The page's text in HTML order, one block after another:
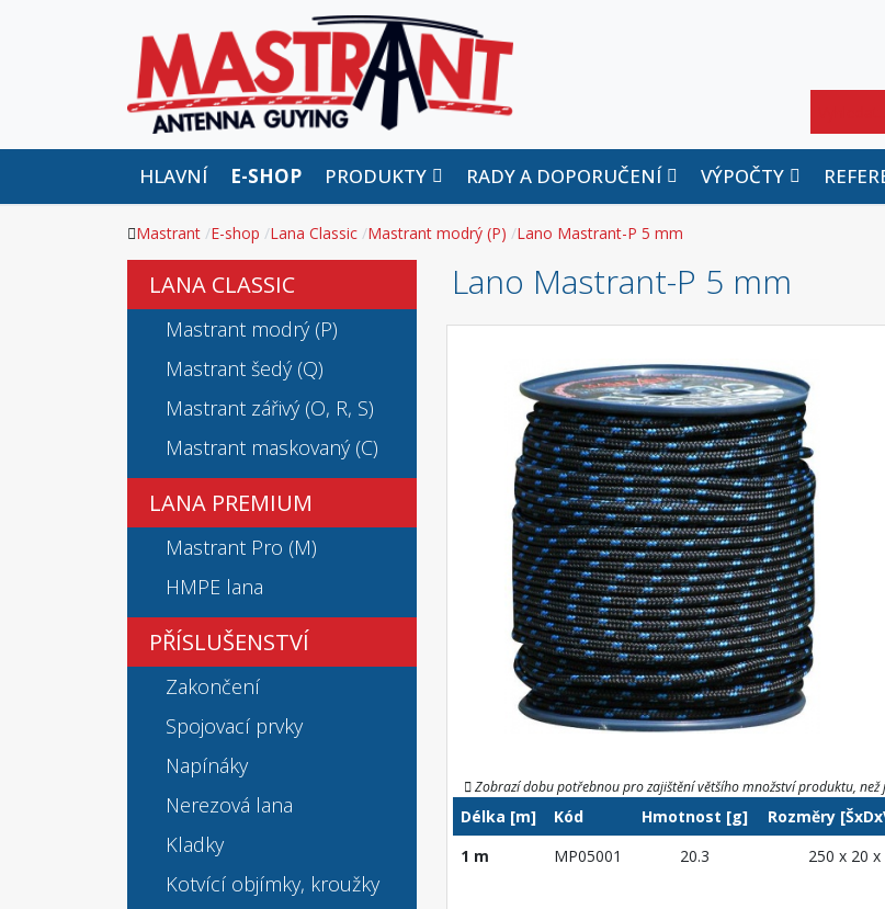
HLAVNÍ E-SHOP PRODUKTY RADY A DOPORUČENÍ VÝPOČTY
Mastrant E-shop Lana Classic Mastrant modrý (P) Lano Mastrant-P 5 mm
Lano Mastrant-P 5 mm
Zobrazí dobu potřebnou pro zajištění většího množství produktu, než
Délka [m] Kód Hmotnost [g] Rozměry
1 m
MP05001 20.3 250 x 20 x
LANA CLASSIC
Mastrant modrý (P)
Mastrant šedý (Q)
Mastrant zářivý (O, R, S)
Mastrant maskovaný (C)
LANA PREMIUM
Mastrant Pro (M)
HMPE lana
PŘÍSLUŠENSTVÍ
Zakončení
Spojovací prvky
Napínáky
Nerezová lana
Kladky
Kotvící objímky, kroužky